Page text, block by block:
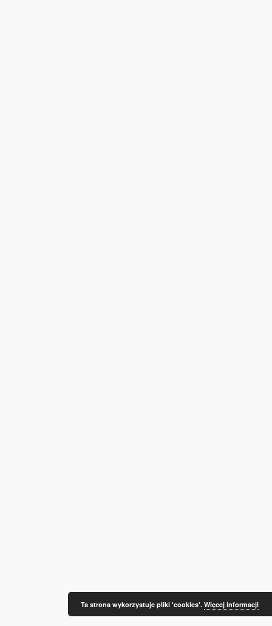
Ta strona wykorzystuje pliki 'cookies'. Więcej informacji